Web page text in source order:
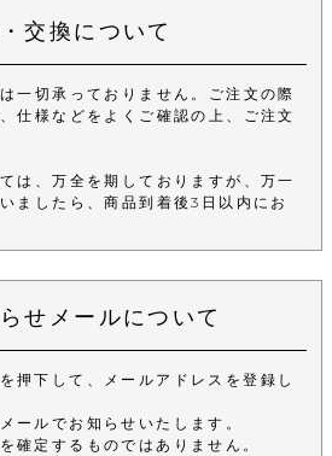
交換について
一切承っておりません。ご注文の際
仕様などをよくご確認の上、ご注文
は、万全を期しておりますが、万一
ましたら、商品到着後3日以内にお
せメールについて
押下して、メールアドレスを登録し
ールでお知らせいたします。
確定するものではありません。